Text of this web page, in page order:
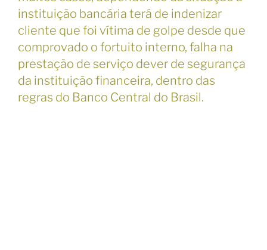
instituição bancária terá de indenizar
cliente que foi vítima de golpe desde que
comprovado o fortuito interno, falha na
prestação de serviço dever de segurança
da instituição financeira, dentro das
regras do Banco Central do Brasil.